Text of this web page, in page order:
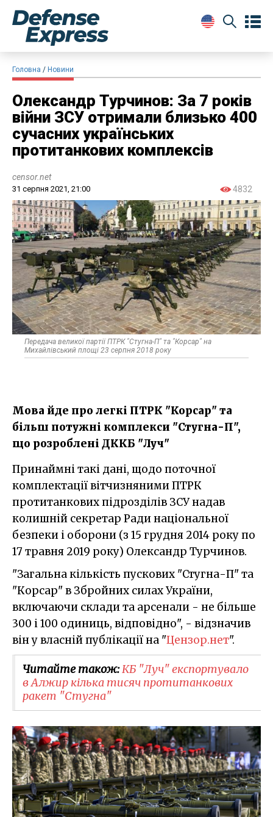
Головна Новини
Олександр Турчинов: За 7 років
війни ЗСУ отримали близько 400
сучасних українських
протитанкових комплексів
censor.net
31 серпня 2021, 21:00 4832
Передача великої партії ПТРК "Стугна-П" та "Корсар" на
Михайлівський площі 23 серпня 2018 року
Мова йде про легкі ПТРК "Корсар" та
більш потужні комплекси "Стугна-П",
що розроблені ДККБ "Луч"
Принаймні такі дані, щодо поточної
комплектації вітчизняними ПТРК
протитанкових підрозділів ЗСУ надав
колишній секретар Ради національної
безпеки і оборони (з 15 грудня 2014 року по
17 травня 2019 року) Олександр Турчинов.
"Загальна кількість пускових "Стугна-П" та
"Корсар" в Збройних силах України,
включаючи склади та арсенали - не більше
300 і 100 одиниць, відповідно", - відзначив
він у власній публікації на "Цензор.нет".
Читайте також:КБ "Луч" експортувало
в Алжир кілька тисяч протитанкових
ракет "Стугна"